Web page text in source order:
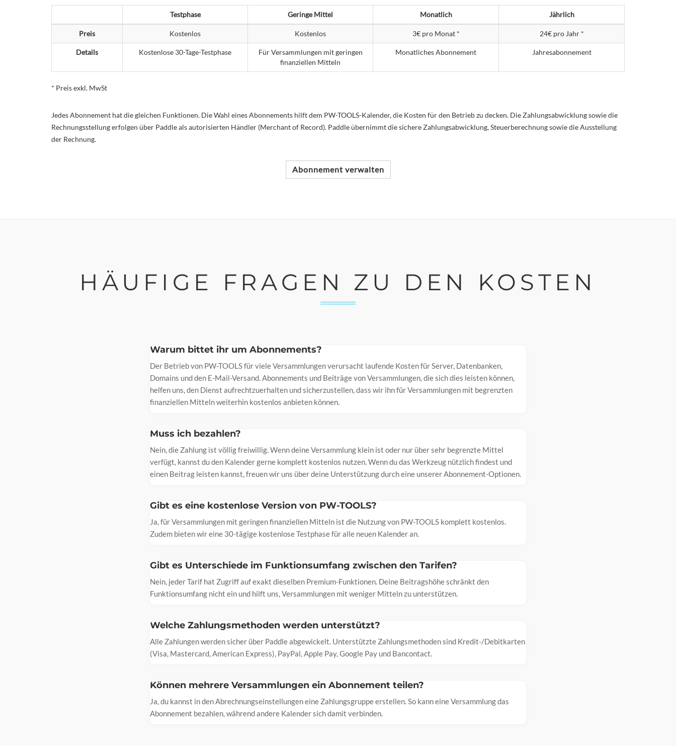
Testphase Geringe Mittel Monatlich Jährlich
Preis Kostenlos Kostenlos 3€ pro Monat * 24€ pro Jahr *
Details Kostenlose 30-Tage-Testphase
Für Versammlungen mit geringen
finanziellen Mitteln
Monatliches Abonnement Jahresabonnement
* Preis exkl. MwSt
Jedes Abonnement hat die gleichen Funktionen. Die Wahl eines Abonnements hilft dem PW-TOOLS-Kalender, die Kosten für den Betrieb zu decken. Die Zahlungsabwicklung sowie die
Rechnungsstellung erfolgen über Paddle als autorisierten Händler (Merchant of Record). Paddle übernimmt die sichere Zahlungsabwicklung, Steuerberechnung sowie die Ausstellung
der Rechnung.
Abonnement verwalten
HÄUFIGE FRAGEN ZU DEN KOSTEN
Warum bittet ihr um Abonnements?
Der Betrieb von PW-TOOLS für viele Versammlungen verursacht laufende Kosten für Server, Datenbanken,
Domains und den E-Mail-Versand. Abonnements und Beiträge von Versammlungen, die sich dies leisten können,
helfen uns, den Dienst aufrechtzuerhalten und sicherzustellen, dass wir ihn für Versammlungen mit begrenzten
finanziellen Mitteln weiterhin kostenlos anbieten können.
Muss ich bezahlen?
Nein, die Zahlung ist völlig freiwillig. Wenn deine Versammlung klein ist oder nur über sehr begrenzte Mittel
verfügt, kannst du den Kalender gerne komplett kostenlos nutzen. Wenn du das Werkzeug nützlich findest und
einen Beitrag leisten kannst, freuen wir uns über deine Unterstützung durch eine unserer Abonnement-Optionen.
Gibt es eine kostenlose Version von PW-TOOLS?
Ja, für Versammlungen mit geringen finanziellen Mitteln ist die Nutzung von PW-TOOLS komplett kostenlos.
Zudem bieten wir eine 30-tägige kostenlose Testphase für alle neuen Kalender an.
Gibt es Unterschiede im Funktionsumfang zwischen den Tarifen?
Nein, jeder Tarif hat Zugriff auf exakt dieselben Premium-Funktionen. Deine Beitragshöhe schränkt den
Funktionsumfang nicht ein und hilft uns, Versammlungen mit weniger Mitteln zu unterstützen.
Welche Zahlungsmethoden werden unterstützt?
Alle Zahlungen werden sicher über Paddle abgewickelt. Unterstützte Zahlungsmethoden sind Kredit-/Debitkarten
(Visa, Mastercard, American Express), PayPal, Apple Pay, Google Pay und Bancontact.
Können mehrere Versammlungen ein Abonnement teilen?
Ja, du kannst in den Abrechnungseinstellungen eine Zahlungsgruppe erstellen. So kann eine Versammlung das
Abonnement bezahlen, während andere Kalender sich damit verbinden.